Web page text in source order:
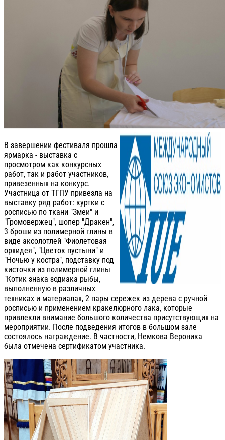
В завершении фестиваля прошла
ярмарка - выставка с
просмотром как конкурсных
работ, так и работ участников,
привезенных на конкурс.
Участница от ТГПУ привезла на
выставку ряд работ: куртки с
росписью по ткани "Змеи" и
"Громовержец", шопер "Дракен",
3 броши из полимерной глины в
виде аксолотлей "Фиолетовая
орхидея", "Цветок пустыни" и
"Ночью у костра", подставку под
кисточки из полимерной глины
"Котик знака зодиака рыбы,
выполненную в различных
техниках и материалах, 2 пары сережек из дерева с ручной
росписью и применением кракелюрного лака, которые
привлекли внимание большого количества присутствующих на
мероприятии. После подведения итогов в большом зале
состоялось награждение. В частности, Немкова Вероника
была отмечена сертификатом участника.